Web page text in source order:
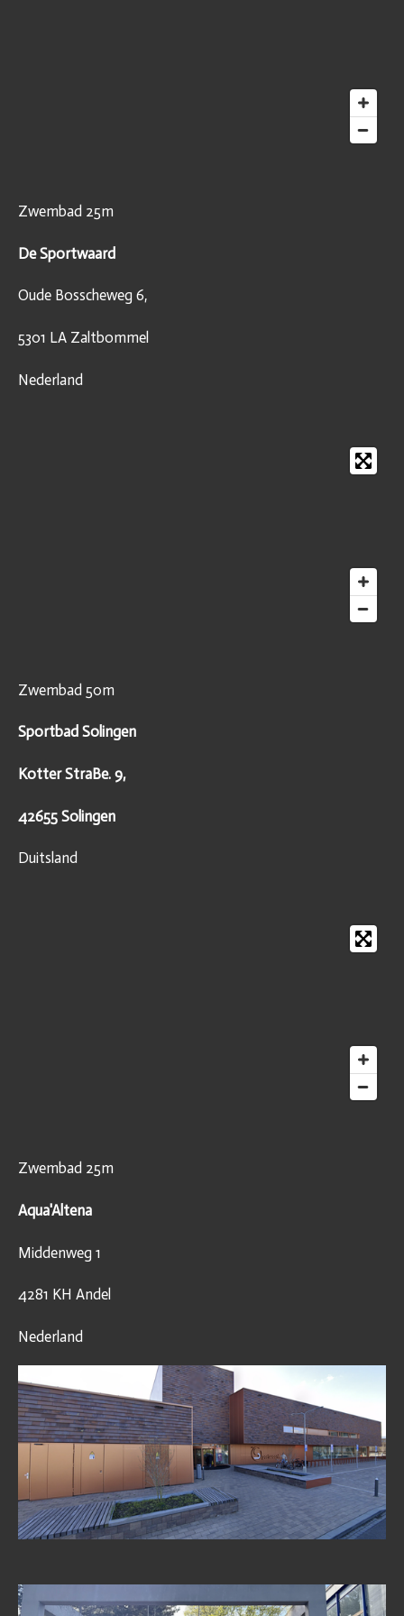
Zwembad 25m
De Sportwaard
Oude Bosscheweg 6,
5301 LA Zaltbommel
Nederland
Zwembad 50m
Sportbad Solingen
Kotter StraBe. 9,
42655 Solingen
Duitsland
Zwembad 25m
Aqua'Altena
Middenweg 1
4281 KH Andel
Nederland